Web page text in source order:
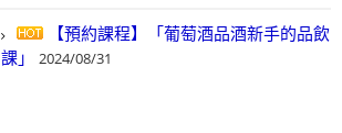
【預約課程】「葡萄酒品酒新手的品飲
課」
2024/08/31